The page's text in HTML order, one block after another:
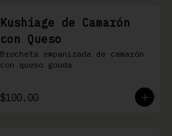
Kushiage de Camarón
con Queso
Brocheta empanizada de camarón
con queso gouda
$100.00